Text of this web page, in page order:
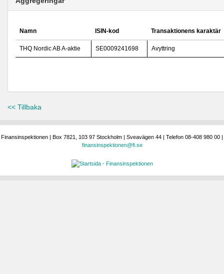
Namn ISIN-kod Transaktionens karaktär
THQ Nordic AB A-aktie SE0009241698 Avyttring
<< Tillbaka
Finansinspektionen | Box 7821, 103 97 Stockholm | Sveavägen 44 | Telefon 08-408 980 00 |
finansinspektionen@fi.se